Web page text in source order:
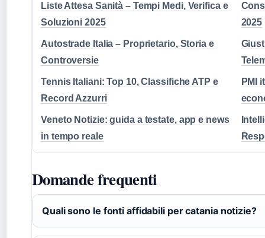
Liste Attesa Sanità – Tempi Medi, Verifica e
Soluzioni 2025
2025
Autostrade Italia – Proprietario, Storia e
Controversie
Tennis Italiani: Top 10, Classifiche ATP e
Record Azzurri
PMI
Veneto Notizie: guida a testate, app e news
in tempo reale
Domande frequenti
Quali sono le fonti affidabili per catania notizie?